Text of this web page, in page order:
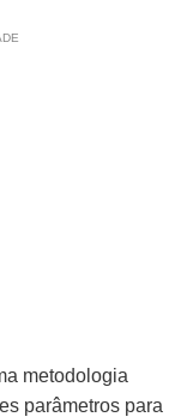
metodologia
parâmetros para